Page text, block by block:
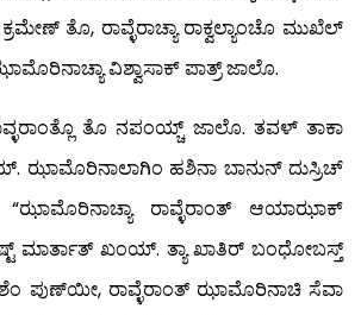
ತೊ, ರಾವ್ಳೆರಾಚ್ಯಾ ರಾಕ್ವಲ್ಯಾಂಚೊ ಮುಖೆಲ್
ವಿಶ್ವಾಸಾಕ್ ಪಾತ್ರ್ ಜಾಲೊ.
ತೊ ನಪಂಯ್ಚ್ ಜಾಲೊ. ತವಳ್ ತಾಕಾ
ಝಾಮೊರಿನಾಲಾಗಿಂ ಹಶಿನಾ ಬಾನುನ್ ದುಸ್ರಿಚ್
ರಾವ್ಳೆರಾಂತ್ ಆಯಾಝಾಕ್
ಮಾರ್ತಾತ್ ಖಂಯ್. ತ್ಯಾ ಖಾತಿರ್ ಬಂಧೋಬಸ್ತ್
ಪುಣ್‍ಯೀ, ರಾವ್ಳೆರಾಂತ್ ಝಾಮೊರಿನಾಚಿ ಸೆವಾ